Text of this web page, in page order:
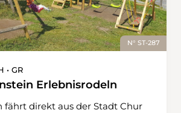
N° ST-287
• GR
Erlebnisrodeln
fährt direkt aus der Stadt Chur